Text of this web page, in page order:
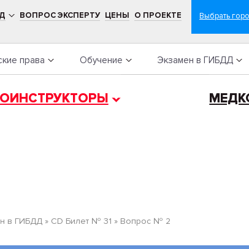
ВОПРОС ЭКСПЕРТУ ЦЕНЫ О ПРОЕКТЕ
права Обучение Экзамен в ГИБДД
в ГИБДД » CD Билет № 31 » Вопрос № 2